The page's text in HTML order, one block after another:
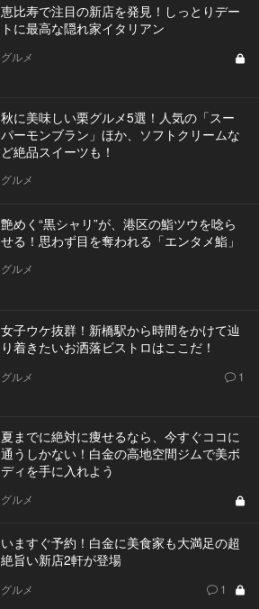
恵比寿で注目の新店を発見！しっとりデー
トに最高な隠れ家イタリアン
グルメ
秋に美味しい栗グルメ5選！人気の「スー
パーモンブラン」ほか、ソフトクリームな
ど絶品スイーツも！
グルメ
艶めく“黒シャリ”が、港区の鮨ツウを唸ら
せる！思わず目を奪われる「エンタメ鮨」
グルメ
女子ウケ抜群！新橋駅から時間をかけて辿
り着きたいお洒落ビストロはここだ！
グルメ 1
夏までに絶対に痩せるなら、今すぐココに
通うしかない！白金の高地空間ジムで美ボ
ディを手に入れよう
グルメ
いますぐ予約！白金に美食家も大満足の超
絶旨い新店2軒が登場
グルメ 1